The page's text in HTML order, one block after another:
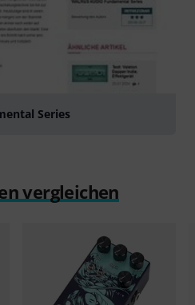
Series
vergleichen